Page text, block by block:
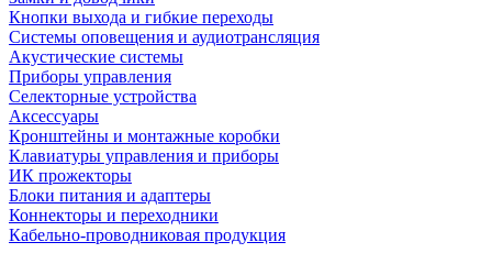
Кнопки выхода и гибкие переходы
Системы оповещения и аудиотрансляция
Акустические системы
Приборы управления
Селекторные устройства
Аксессуары
Кронштейны и монтажные коробки
Клавиатуры управления и приборы
ИК прожекторы
Блоки питания и адаптеры
Коннекторы и переходники
Кабельно-проводниковая продукция